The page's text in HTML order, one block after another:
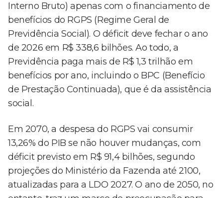
Interno Bruto) apenas com o financiamento de
benefícios do RGPS (Regime Geral de
Previdência Social). O déficit deve fechar o ano
de 2026 em R$ 338,6 bilhões. Ao todo, a
Previdência paga mais de R$ 1,3 trilhão em
benefícios por ano, incluindo o BPC (Benefício
de Prestação Continuada), que é da assistência
social.
Em 2070, a despesa do RGPS vai consumir
13,26% do PIB se não houver mudanças, com
déficit previsto em R$ 91,4 bilhões, segundo
projeções do Ministério da Fazenda até 2100,
atualizadas para a LDO 2027. O ano de 2050, no